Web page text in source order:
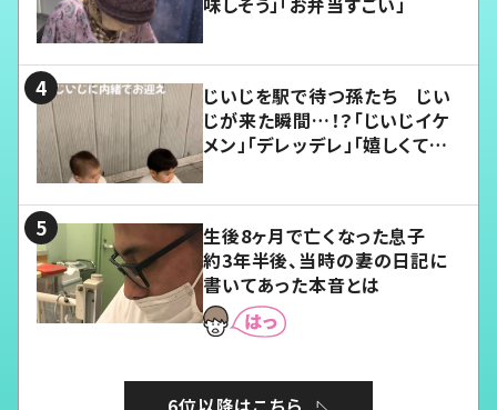
じいじを駅で待つ孫たち じい
じが来た瞬間…！？「じいじイケ
メン」「デレッデレ」「嬉しくて可
生後8ヶ月で亡くなった息子
約3年半後、当時の妻の日記に
書いてあった本音とは